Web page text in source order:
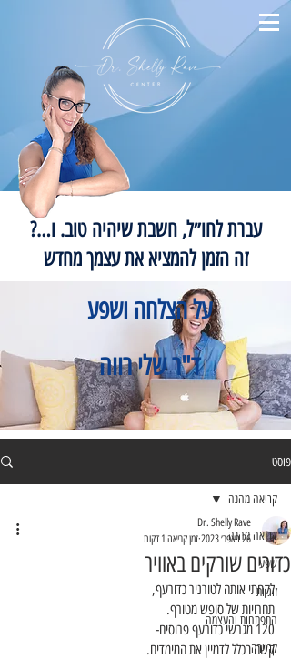
עברת לחו״ל, חשבת שיהיה טוב. ו…?
זה הזמן להמציא את עצמך מחדש
על הצלחה ושפע
ד"ר שלי רווה
פוסט
קריאה מהנה
שפע
זוגיות
התפתחות והעצמה
קריירה
קריאה מהנה
כדורים שורקים באוויר
Dr. Shelly Rave
26 באפר׳ 2023
זמן קריאה 1 דקות
לקחתי אותה לטורניר כדורעף,
תחרויות של סופש מטורף.
120 מגרשי כדורעף פרוסים-
קשה בכלל לדמיין את המימדים.